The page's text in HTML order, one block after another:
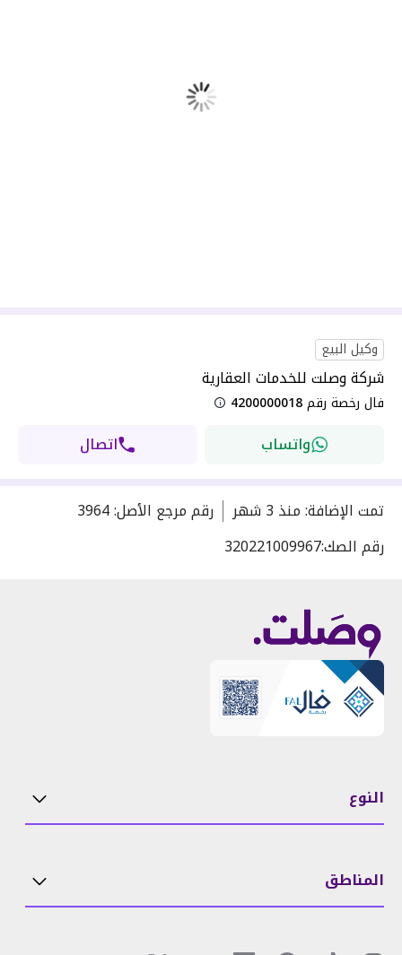
وكيل البيع
شركة وصلت للخدمات العقارية
فال رخصة رقم4200000018
واتساب اتصال
تمت الإضافة:منذ 3 شهر رقم مرجع الأصل:
3964
رقم الصك:320221009967
النوع
المناطق